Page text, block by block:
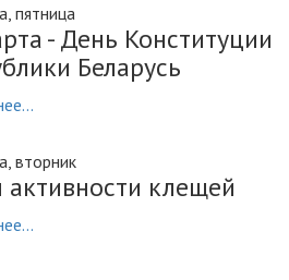
пятница
- День Конституции
Беларусь
вторник
активности клещей